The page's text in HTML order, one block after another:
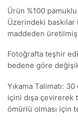
Ürün %100
Üzerindeki baskılar
maddeden
Fotoğrafta teşhir
bedene göre
Yıkama Talimatı:
içini dışa çevirerek
ömürlü olması için